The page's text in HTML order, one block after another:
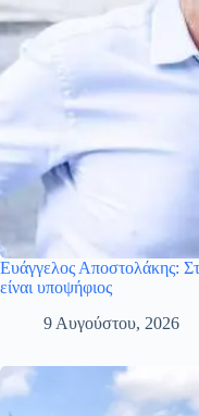
Ευάγγελος Αποστολάκης:
είναι υποψήφιος
9 Αυγούστου, 2026